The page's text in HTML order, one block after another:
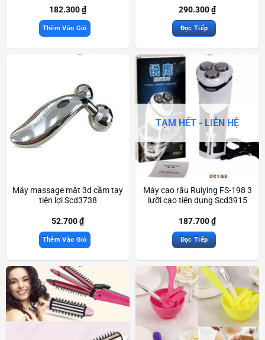
182.300₫
Thêm Vào Giỏ
290.300₫
Đọc Tiếp
Máy massage mặt 3d cầm tay
tiện lợi Scd3738
52.700₫
Thêm Vào Giỏ
TẠM HẾT - LIÊN HỆ
Máy cạo râu Ruiying FS-198 3
lưỡi cạo tiện dụng Scd3915
187.700₫
Đọc Tiếp